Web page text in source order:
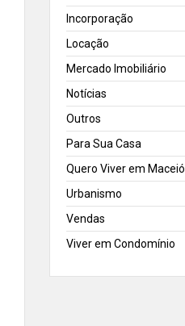
Incorporação
Locação
Mercado Imobiliário
Notícias
Outros
Para Sua Casa
Quero Viver em Maceió
Urbanismo
Vendas
Viver em Condomínio